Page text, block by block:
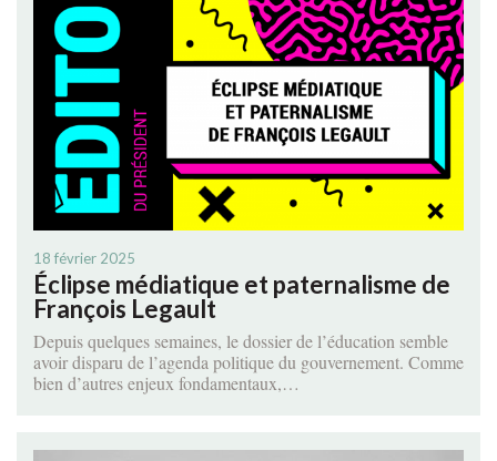
18 février 2025
Éclipse médiatique et paternalisme de
François Legault
Depuis quelques semaines, le dossier de l’éducation semble
avoir disparu de l’agenda politique du gouvernement. Comme
bien d’autres enjeux fondamentaux,…